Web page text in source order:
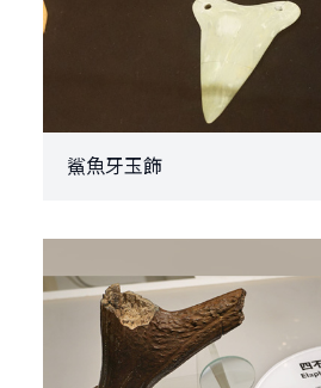
鯊魚牙玉飾